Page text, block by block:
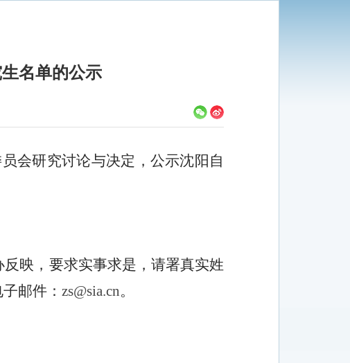
名单的公示
会研究讨论与决定，公示沈阳自
映，要求实事求是，请署真实姓
邮件： zs@sia.cn。